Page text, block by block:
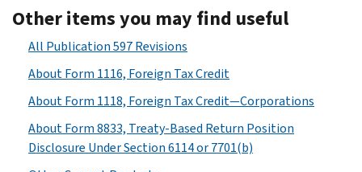
Other items you may find useful
All Publication 597 Revisions
About Form 1116, Foreign Tax Credit
About Form 1118, Foreign Tax Credit—Corporations
About Form 8833, Treaty-Based Return Position
Disclosure Under Section 6114 or 7701(b)